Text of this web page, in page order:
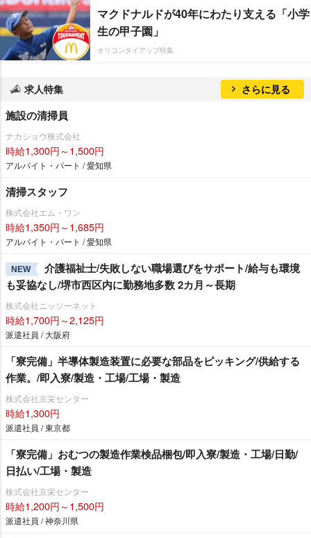
マクドナルドが40年にわたり支える「小学
生の甲子園」
オリコンタイアップ特集
求人特集 さらに見る
施設の清掃員
ナカショウ株式会社
時給1,300円～1,500円
アルバイト・パート / 愛知県
清掃スタッフ
株式会社エム・ワン
時給1,350円～1,685円
アルバイト・パート / 愛知県
NEW
介護福祉士/失敗しない職場選びをサポート/給与も環境
も妥協なし/堺市西区内に勤務地多数 2カ月～長期
株式会社ニッソーネット
時給1,700円～2,125円
派遣社員 / 大阪府
「寮完備」半導体製造装置に必要な部品をピッキング/供給する
作業。/即入寮/製造・工場/工場・製造
株式会社京栄センター
時給1,300円
派遣社員 / 東京都
「寮完備」おむつの製造作業検品梱包/即入寮/製造・工場/日勤/
日払い/工場・製造
株式会社京栄センター
時給1,200円～1,500円
派遣社員 / 神奈川県